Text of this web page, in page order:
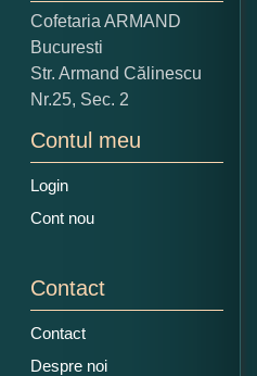
imagine:
Cofetaria ARMAND
Bucuresti
Str. Armand Călinescu
Nr.25, Sec. 2
Contul meu
Login
Cont nou
Contact
Contact
Despre noi